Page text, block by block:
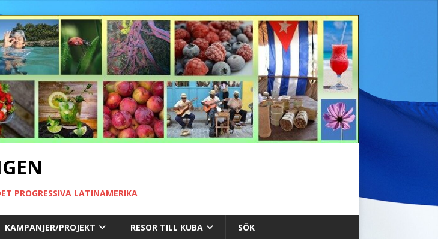
PROGRESSIVA LATINAMERIKA
KAMPANJER/PROJEKT RESOR TILL KUBA SÖK